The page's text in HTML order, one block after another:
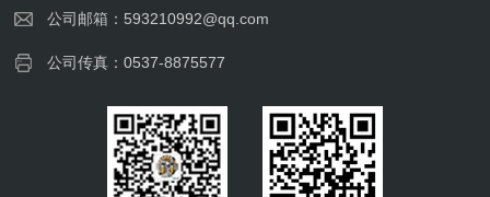
公司邮箱：593210992@qq.com
公司传真：0537-8875577